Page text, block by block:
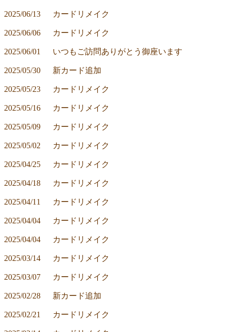
2025/06/13	カードリメイク
2025/06/06	カードリメイク
2025/06/01	いつもご訪問ありがとう御座います
2025/05/30	新カード追加
2025/05/23	カードリメイク
2025/05/16	カードリメイク
2025/05/09	カードリメイク
2025/05/02	カードリメイク
2025/04/25	カードリメイク
2025/04/18	カードリメイク
2025/04/11	カードリメイク
2025/04/04	カードリメイク
2025/04/04	カードリメイク
2025/03/14	カードリメイク
2025/03/07	カードリメイク
2025/02/28	新カード追加
2025/02/21	カードリメイク